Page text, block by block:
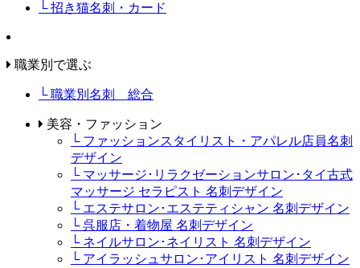
└ 招き猫名刺・カード
職業別で選ぶ
└ 職業別名刺 総合
美容・ファッション
└ ファッションスタイリスト・アパレル店員名刺
デザイン
└ マッサージ･リラクゼーションサロン･タイ古式
マッサージ セラピスト 名刺デザイン
└ エステサロン･エステティシャン 名刺デザイン
└ 呉服店・着物屋 名刺デザイン
└ ネイルサロン･ネイリスト 名刺デザイン
└ アイラッシュサロン･アイリスト 名刺デザイン